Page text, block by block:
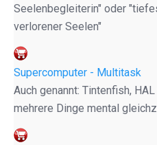
Seelenbegleiterin" oder
verlorener Seelen"
Supercomputer - Multitask
Auch genannt: Tintenfish,
mehrere Dinge mental